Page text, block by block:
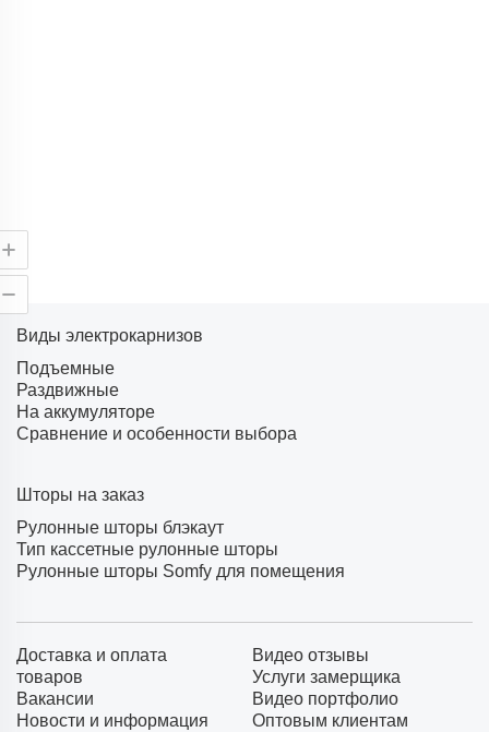
Виды электрокарнизов
Подъемные
Раздвижные
На аккумуляторе
Сравнение и особенности выбора
Шторы на заказ
Рулонные шторы блэкаут
Тип кассетные рулонные шторы
Рулонные шторы Somfy для помещения
Доставка и оплата
товаров
Вакансии
Новости и информация
Видео отзывы
Услуги замерщика
Видео портфолио
Оптовым клиентам